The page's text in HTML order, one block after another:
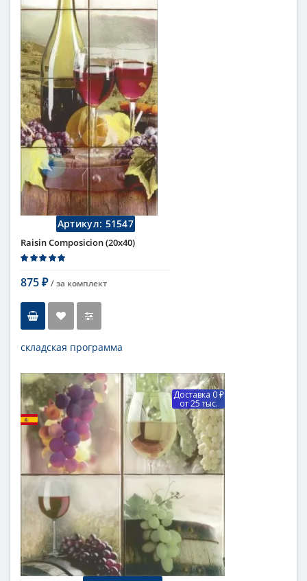
Артикул: 51547
Raisin Composicion (20x40)
875 ₽ / за комплект
складская программа
Длина
20 см
Высота
40 см
Цвет
белый,зеленый
Бренд
Absolut Keramika
Коллекция
Raisin
Поверхность
глянцевая
Доставка 0 ₽
от 25 тыс.